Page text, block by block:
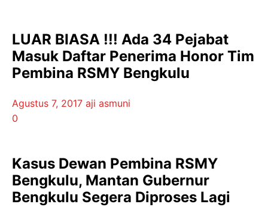
LUAR BIASA !!! Ada 34 Pejabat
Masuk Daftar Penerima Honor Tim
Pembina RSMY Bengkulu
Agustus 7, 2017 aji asmuni
0
Kasus Dewan Pembina RSMY
Bengkulu, Mantan Gubernur
Bengkulu Segera Diproses Lagi